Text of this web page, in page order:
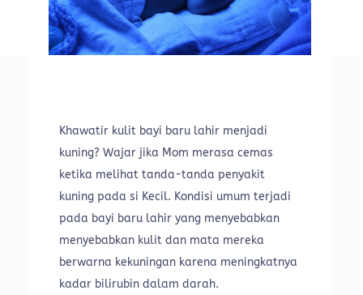
Khawatir kulit bayi baru lahir menjadi
kuning? Wajar jika Mom merasa cemas
ketika melihat tanda-tanda penyakit
kuning pada si Kecil. Kondisi umum terjadi
pada bayi baru lahir yang menyebabkan
menyebabkan kulit dan mata mereka
berwarna kekuningan karena meningkatnya
kadar bilirubin dalam darah.